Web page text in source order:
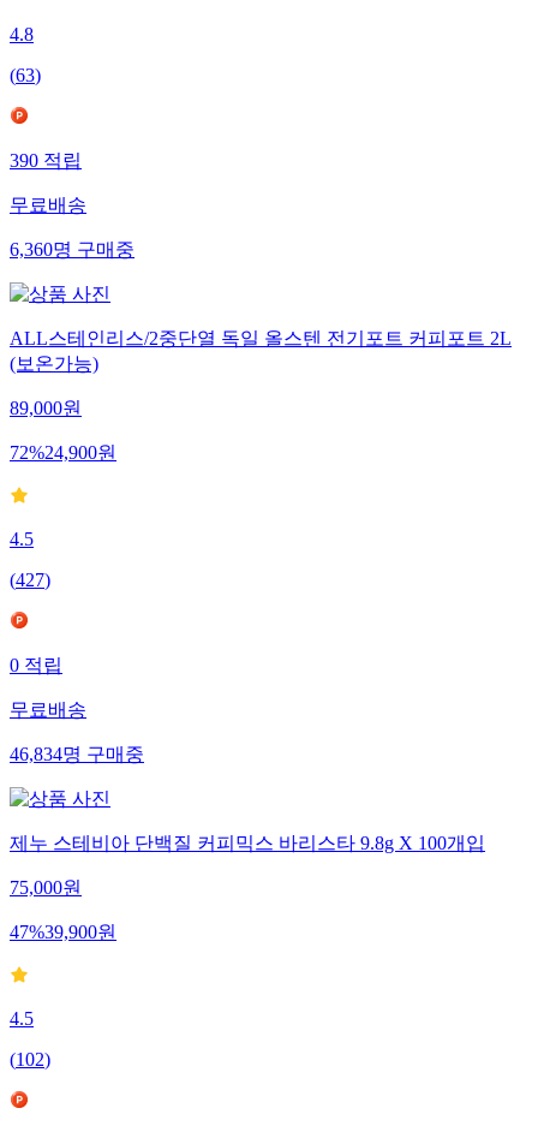
4.8
(63)
390적립
무료배송
6,360명구매중
ALL스테인리스/2중단열 독일 올스텐 전기포트 커피포트 2L
(보온가능)
89,000원
72%24,900원
4.5
(427)
0적립
무료배송
46,834명구매중
제누 스테비아 단백질 커피믹스 바리스타 9.8g X 100개입
75,000원
47%39,900원
4.5
(102)